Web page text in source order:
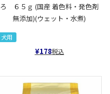
ろ ６５ｇ (国産 着色料・発色剤
無添加)(ウェット・水煮)
犬用
¥178税込